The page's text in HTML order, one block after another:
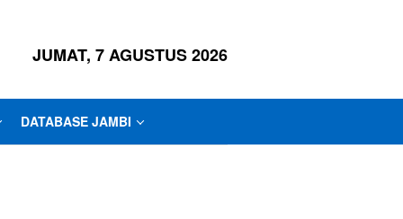
JUMAT, 7 AGUSTUS 2026
DATABASE JAMBI